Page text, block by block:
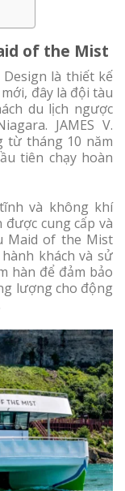
of the Mist
là thiết kế
đây là đội tàu
du lịch ngược
JAMES V.
từ tháng 10 năm
tiên chạy hoàn
và không khí
cung cấp và
Maid of the Mist
khách và sử
hàn để đảm bảo
lượng cho động